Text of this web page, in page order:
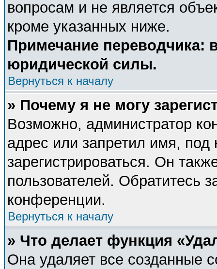
вопросам и не является
кроме указанных ниже.
Примечание переводчика:
юридической силы.
Вернуться к началу
» Почему я не могу
Возможно, администратор
адрес или запретил имя,
зарегистрироваться. Он
пользователей. Обратитесь
конференции.
Вернуться к началу
» Что делает функция
Она удаляет все созданные